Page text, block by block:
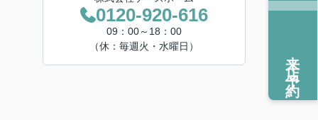
0120-920-616
09：00～18：00
（休：毎週火・水曜日）
来店予約